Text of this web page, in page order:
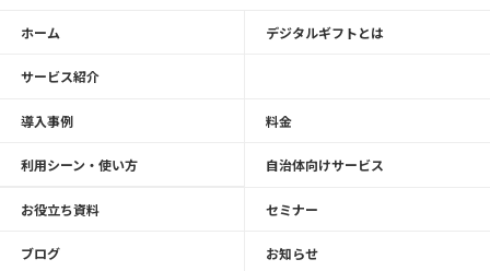
ホーム デジタルギフトとは
サービス紹介
導入事例 料金
利用シーン・使い方 自治体向けサービス
お役立ち資料 セミナー
ブログ お知らせ